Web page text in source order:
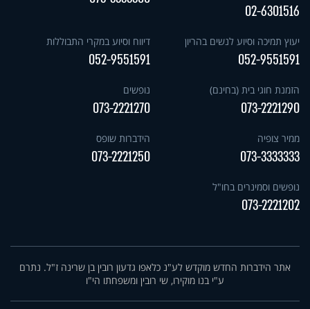
02-6301516
יעוץ תמיכה וסיוע לנשים בהריון
052-9551591
דיווח וסיוע במקרי התבוללות
052-9551591
הזמנת חוגי בית (בחינם)
073-2221290
נופשים
073-2221270
ממיר צופיה
073-3333333
הידברות שופס
073-2221250
נופשים וסמינרים בחו"ל
073-2221202
אתר הידברות החדש מוקדש לע"נ כלאפו גדעון רובין בן שרינה ז"ל. נתרם
ע"י בנו מוקירו, שי רובין ומשפחתו הי"ו